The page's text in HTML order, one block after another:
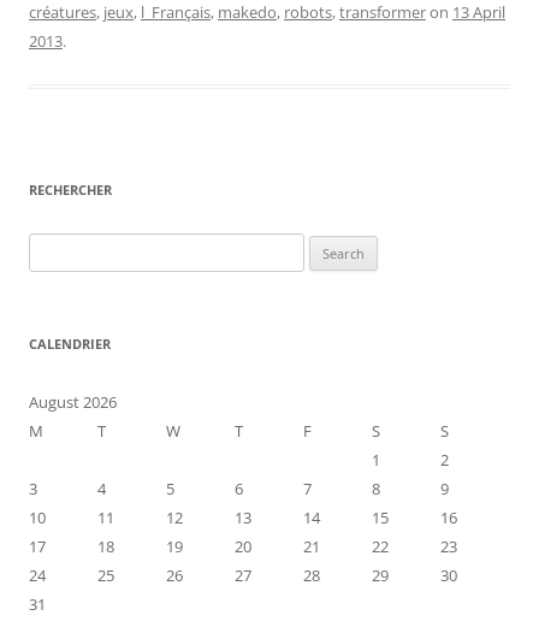
créatures, jeux, l_Français, makedo, robots,transformeron 13 April
2013.
RECHERCHER
for:
CALENDRIER
August 2026
M
T W T F S
S
1
2
3
4 5 6 7 8
9
10
11 12 13 14 15
16
17
18 19 20 21 22
23
24
25 26 27 28 29
30
31